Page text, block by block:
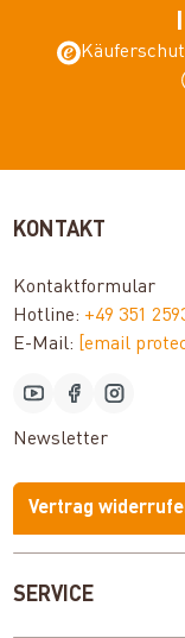
SERVICE
KONTAKT
Kontaktformular
Hotline: +49 351
E-Mail: [email
Newsletter
Vertrag